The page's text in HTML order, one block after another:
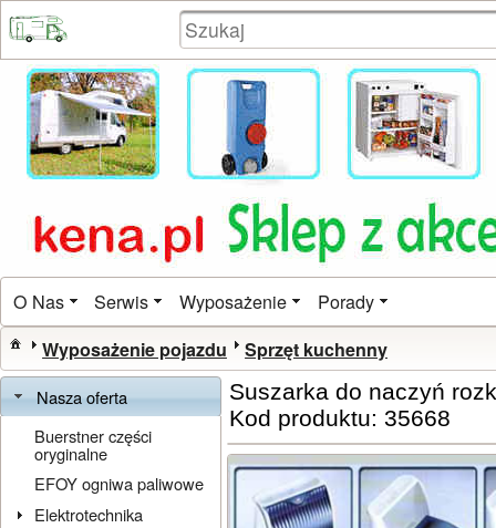
O Nas Serwis Wyposażenie Porady
Wyposażenie pojazdu Sprzęt kuchenny
Nasza oferta
Buerstner części
oryginalne
EFOY ogniwa paliwowe
Elektrotechnika
Suszarka do naczyń
Kod produktu: 35668